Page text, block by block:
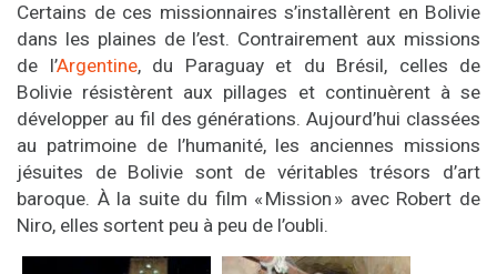
Certains de ces missionnaires s’installèrent en Bolivie
dans les plaines de l’est. Contrairement aux missions
de l’Argentine, du Paraguay et du Brésil, celles de
Bolivie résistèrent aux pillages et continuèrent à se
développer au fil des générations. Aujourd’hui classées
au patrimoine de l’humanité, les anciennes missions
jésuites de Bolivie sont de véritables trésors d’art
baroque. À la suite du film « Mission » avec Robert de
Niro, elles sortent peu à peu de l’oubli.